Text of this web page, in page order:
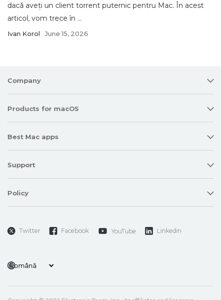
dacă aveți un client torrent puternic pentru Mac. În acest
articol, vom trece în ...
Ivan Korol June 15, 2026
Company
Products for macOS
Best Mac apps
Support
Policy
Twitter Facebook YouTube Linkedin